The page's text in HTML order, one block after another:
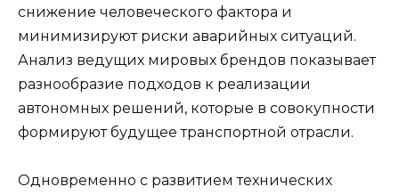
снижение человеческого фактора и
минимизируют риски аварийных ситуаций.
Анализ ведущих мировых брендов показывает
разнообразие подходов к реализации
автономных решений, которые в совокупности
формируют будущее транспортной отрасли.
Одновременно с развитием технических